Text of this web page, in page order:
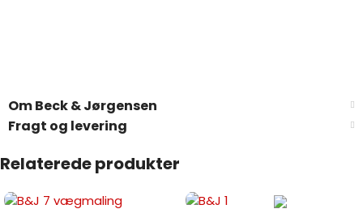
Om Beck & Jørgensen
Fragt og levering
Relaterede produkter